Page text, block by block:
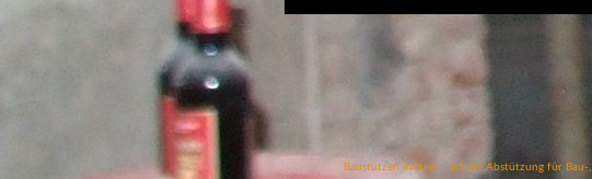
Baustützen mieten – sichere Abstützung für Bau-